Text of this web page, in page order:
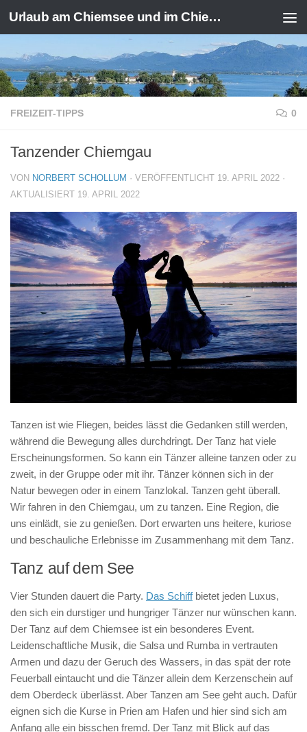
Zum Inhalt springen Urlaub am Chiemsee und im Chiemgau
FREIZEIT-TIPPS 0
Tanzender Chiemgau
VON NORBERT SCHOLLUM · VERÖFFENTLICHT 19. APRIL 2022 ·
AKTUALISIERT 19. APRIL 2022
Tanzen ist wie Fliegen, beides lässt die Gedanken still werden,
während die Bewegung alles durchdringt. Der Tanz hat viele
Erscheinungsformen. So kann ein Tänzer alleine tanzen oder zu
zweit, in der Gruppe oder mit ihr. Tänzer können sich in der
Natur bewegen oder in einem Tanzlokal. Tanzen geht überall.
Wir fahren in den Chiemgau, um zu tanzen. Eine Region, die
uns einlädt, sie zu genießen. Dort erwarten uns heitere, kuriose
und beschauliche Erlebnisse im Zusammenhang mit dem Tanz.
Tanz auf dem See
Vier Stunden dauert die Party. Das Schiffbietet jeden Luxus,
den sich ein durstiger und hungriger Tänzer nur wünschen kann.
Der Tanz auf dem Chiemsee ist ein besonderes Event.
Leidenschaftliche Musik, die Salsa und Rumba in vertrauten
Armen und dazu der Geruch des Wassers, in das spät der rote
Feuerball eintaucht und die Tänzer allein dem Kerzenschein auf
dem Oberdeck überlässt. Aber Tanzen am See geht auch. Dafür
eignen sich die Kurse in Prien am Hafen und hier sind sich am
Anfang alle ein bisschen fremd. Der Tanz mit Blick auf das